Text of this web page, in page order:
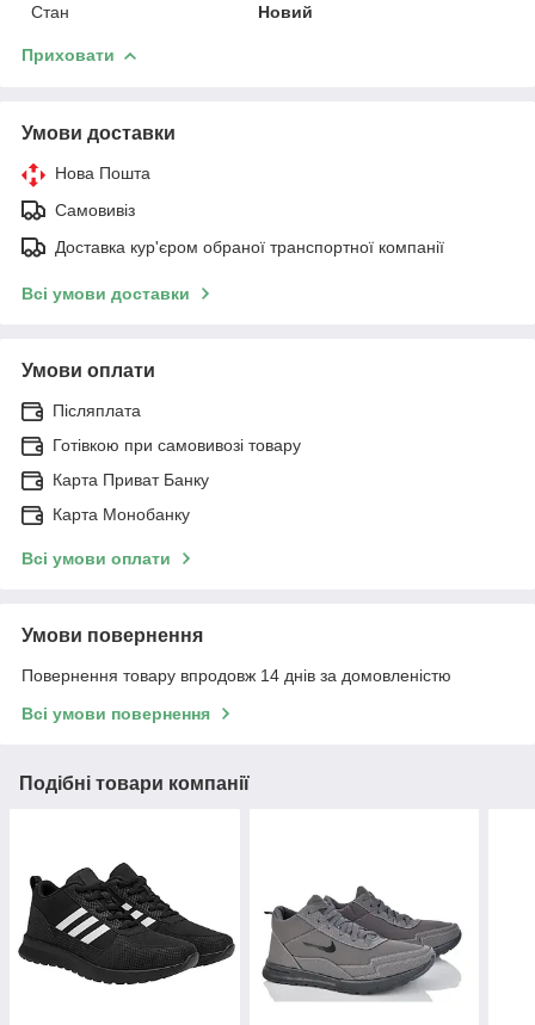
Стан
Новий
Приховати
Умови доставки
Нова Пошта
Самовивіз
Доставка кур'єром обраної транспортної компанії
Всі умови доставки
Умови оплати
Післяплата
Готівкою при самовивозі товару
Карта Приват Банку
Карта Монобанку
Всі умови оплати
Умови повернення
Повернення товару впродовж 14 днів за домовленістю
Всі умови повернення
Подібні товари компанії